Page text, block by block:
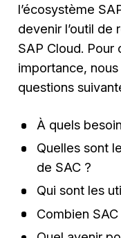
l’écosystème
devenir l’outil de
SAP Cloud.
importance,
questions
À quels
Quelles sont
de SAC ?
Qui sont les
Combien